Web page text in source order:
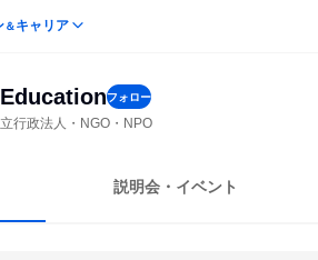
＆キャリア
フォロー
行政法人・NGO・NPO
説明会・イベント